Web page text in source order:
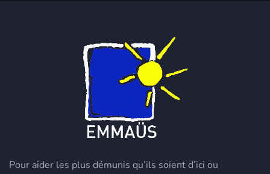
Pour aider les plus démunis qu’ils soient d’ici ou